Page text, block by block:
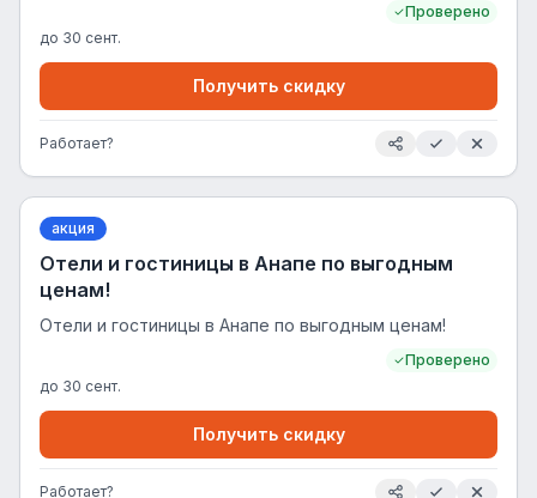
Проверено
до 30 сент.
Получить скидку
Работает?
акция
Отели и гостиницы в Анапе по выгодным
ценам!
Отели и гостиницы в Анапе по выгодным ценам!
Проверено
до 30 сент.
Получить скидку
Работает?